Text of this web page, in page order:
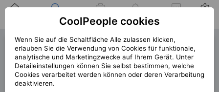
Position
Jobs
Backend Engineer (43195)
« zurück
Platz
CoolPeople cookies
Wenn Sie auf die Schaltfläche Alle zulassen klicken,
erlauben Sie die Verwendung von Cookies für funktionale,
analytische und Marketingzwecke auf Ihrem Gerät. Unter
Detaileinstellungen können Sie selbst bestimmen, welche
Cookies verarbeitet werden können oder deren Verarbeitung
deaktivieren.